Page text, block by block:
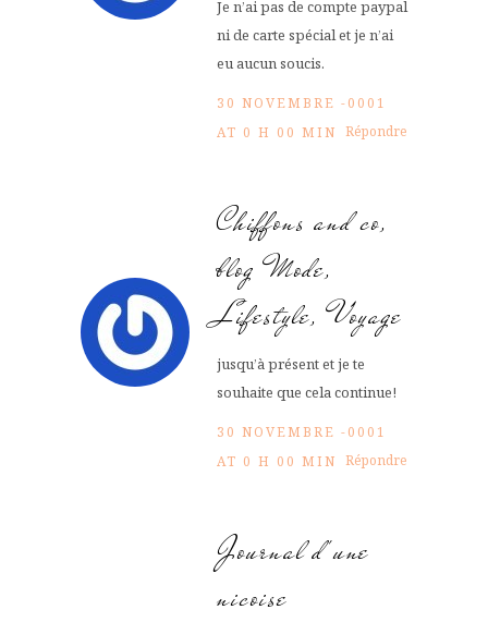
Je n’ai pas de compte paypal
ni de carte spécial et je n’ai
eu aucun soucis.
30 NOVEMBRE -0001
AT 0 H 00 MIN Répondre
Chiffons and co,
blog Mode,
Lifestyle, Voyage
jusqu’à présent et je te
souhaite que cela continue!
30 NOVEMBRE -0001
AT 0 H 00 MIN Répondre
Journal d'une
nicoise